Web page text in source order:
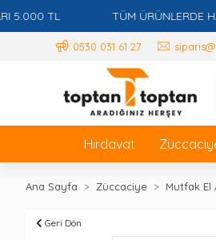
TL TÜM ÜRÜNLERDE
0530 031 61 27
Hırdavat
Ana Sayfa Züccaciye Mutfak El
Geri Dön